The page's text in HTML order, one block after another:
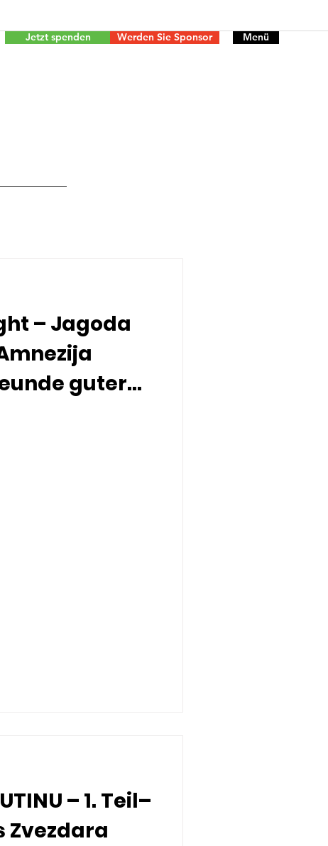
Menü
Jetzt spenden Werden Sie Sponsor
– Jagoda
guter
– 1. Teil–
Zvezdara